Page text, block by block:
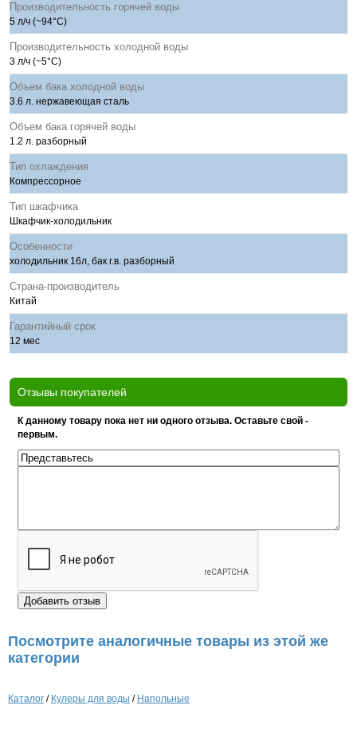
Производительность горячей воды
5 л/ч (~94°C)
Производительность холодной воды
3 л/ч (~5°C)
Объем бака холодной воды
3.6 л. нержавеющая сталь
Объем бака горячей воды
1.2 л. разборный
Тип охлаждения
Компрессорное
Тип шкафчика
Шкафчик-холодильник
Особенности
холодильник 16л, бак г.в. разборный
Страна-производитель
Китай
Гарантийный срок
12 мес
Отзывы покупателей
К данному товару пока нет ни одного отзыва. Оставьте свой -
первым.
Посмотрите аналогичные товары из этой же
категории
Каталог / Кулеры для воды / Напольные